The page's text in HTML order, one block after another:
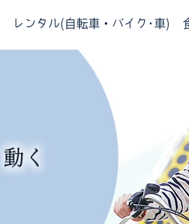
レンタル(自転車・バイク･車)